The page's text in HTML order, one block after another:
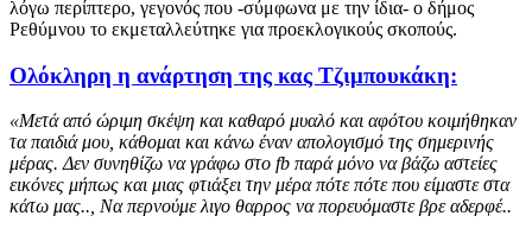
λόγω περίπτερο, γεγονός που -σύμφωνα με την ίδια- ο δήμος
Ρεθύμνου το εκμεταλλεύτηκε για προεκλογικούς σκοπούς.
Ολόκληρη η ανάρτηση της κας Τζιμπουκάκη:
«Μετά από ώριμη σκέψη και καθαρό μυαλό και αφότου κοιμήθηκαν
τα παιδιά μου, κάθομαι και κάνω έναν απολογισμό της σημερινής
μέρας. Δεν συνηθίζω να γράφω στο fb παρά μόνο να βάζω αστείες
εικόνες μήπως και μιας φτιάξει την μέρα πότε πότε που είμαστε στα
κάτω μας.., Να περνούμε λιγο θαρρος να πορευόμαστε βρε αδερφέ..